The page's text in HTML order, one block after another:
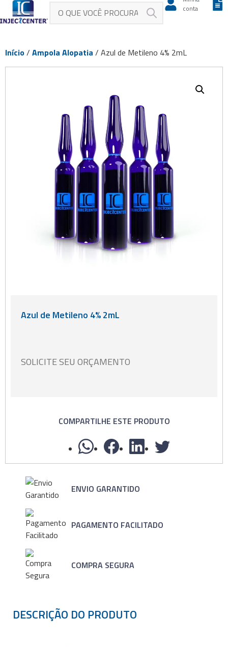
conta
Início/ Ampola Alopatia / Azul de Metileno 4% 2mL
Azul de Metileno 4% 2mL
SOLICITE SEU ORÇAMENTO
COMPARTILHE ESTE PRODUTO
ENVIO GARANTIDO
PAGAMENTO FACILITADO
COMPRA SEGURA
DESCRIÇÃO DO PRODUTO